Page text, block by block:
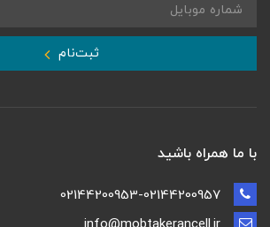
ثبت‌نام
با ما همراه باشید